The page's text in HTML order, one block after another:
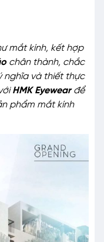
mắt kính, kết hợp
chân thành, chắc
nghĩa và thiết thực
HMK Eyewearđể
phẩm mắt kính